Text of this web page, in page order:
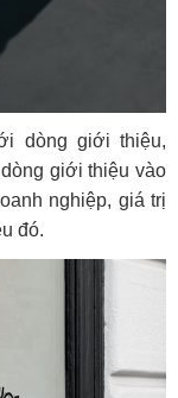
dòng giới thiệu,
giới thiệu vào
nghiệp, giá trị
đó.